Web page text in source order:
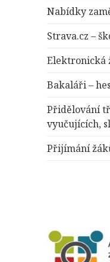
Nabídky
Strava.cz –
Elektronická
Bakaláři –
Přidělování
vyučujících,
Přijímání